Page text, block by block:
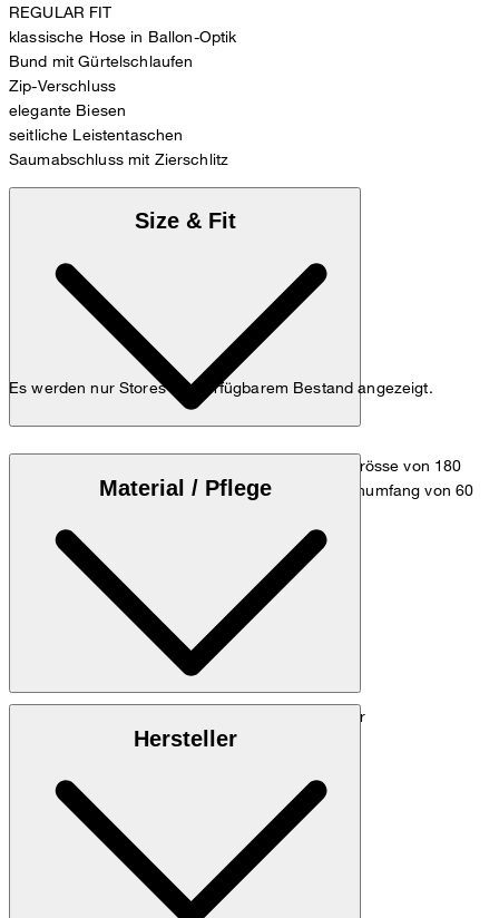
Es werden nur Stores mit verfügbarem Bestand angezeigt.
REGULAR FIT
klassische Hose in Ballon-Optik
Bund mit Gürtelschlaufen
Zip-Verschluss
elegante Biesen
seitliche Leistentaschen
Saumabschluss mit Zierschlitz
Size & Fit
Das Model trägt die Grösse 36 bei einer Körpergrösse von 180
cm, einem Brustumfang von 83 cm, einem Taillenumfang von 60
Maßtabelle
Material / Pflege
Techno-Jersey aus 67% Triacetat, 33% Polyester
Hersteller